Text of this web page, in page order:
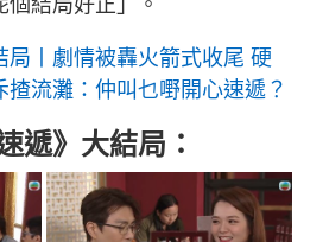
局丨劇情被轟火箭式收尾 硬
流灘：仲叫乜嘢開心速遞？
遞》大結局：